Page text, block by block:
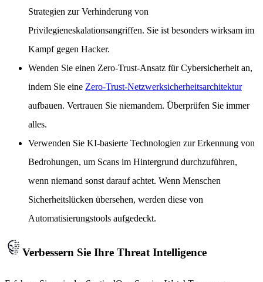
Strategien zur Verhinderung von
Privilegieneskalationsangriffen. Sie ist besonders wirksam im
Kampf gegen Hacker.
Wenden Sie einen Zero-Trust-Ansatz für Cybersicherheit an,
indem Sie eine Zero-Trust-Netzwerksicherheitsarchitektur
aufbauen. Vertrauen Sie niemandem. Überprüfen Sie immer
alles.
Verwenden Sie KI-basierte Technologien zur Erkennung von
Bedrohungen, um Scans im Hintergrund durchzuführen,
wenn niemand sonst darauf achtet. Wenn Menschen
Sicherheitslücken übersehen, werden diese von
Automatisierungstools aufgedeckt.
Verbessern Sie Ihre Threat Intelligence